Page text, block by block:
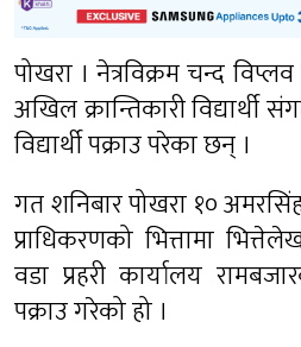
पोखरा । नेत्रविक्रम चन्द
अखिल क्रान्तिकारी
विद्यार्थी पक्राउ परेका छन् ।
गत शनिबार पोखरा १०
प्राधिकरणको भित्तामा
वडा प्रहरी कार्यालय
पक्राउ गरेको हो ।